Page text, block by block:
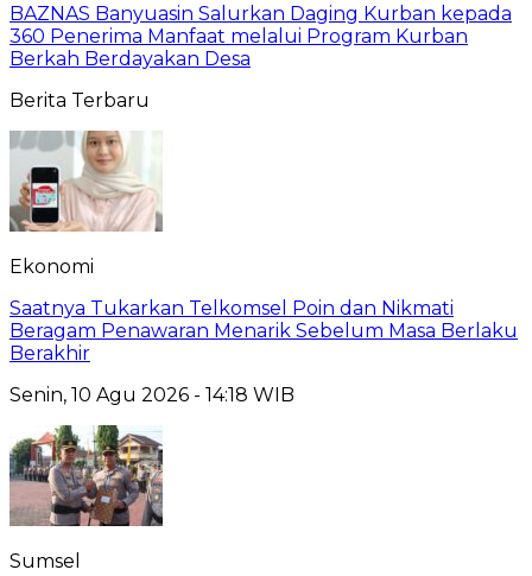
BAZNAS Banyuasin Salurkan Daging Kurban kepada
360 Penerima Manfaat melalui Program Kurban
Berkah Berdayakan Desa
Berita Terbaru
Ekonomi
Saatnya Tukarkan Telkomsel Poin dan Nikmati
Beragam Penawaran Menarik Sebelum Masa Berlaku
Berakhir
Senin, 10 Agu 2026 - 14:18 WIB
Sumsel